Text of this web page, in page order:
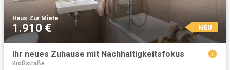
Haus·Zur Miete
1.910 € NEU
Ihr neues Zuhause mit Nachhaltigkeitsfokus
Broßstraße